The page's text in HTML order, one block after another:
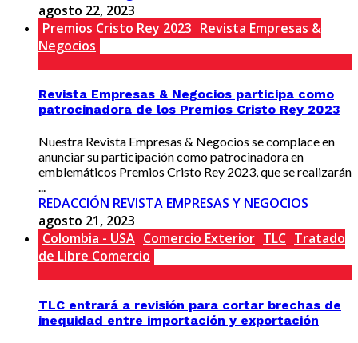
agosto 22, 2023
Premios Cristo Rey 2023 Revista Empresas &
Negocios
Revista Empresas & Negocios participa como
patrocinadora de los Premios Cristo Rey 2023
Nuestra Revista Empresas & Negocios se complace en
anunciar su participación como patrocinadora en
emblemáticos Premios Cristo Rey 2023, que se realizarán
...
REDACCIÓN REVISTA EMPRESAS Y NEGOCIOS
agosto 21, 2023
Colombia - USA Comercio Exterior TLC Tratado
de Libre Comercio
TLC entrará a revisión para cortar brechas de
inequidad entre importación y exportación